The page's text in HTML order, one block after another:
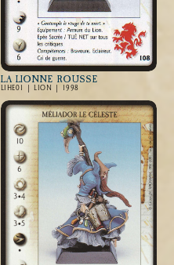
LA LIONNE ROUSSE
LIHE01 | LION | 1998